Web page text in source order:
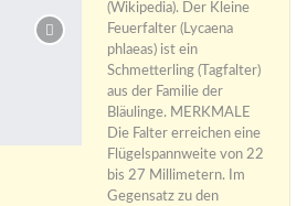
(Wikipedia). Der Kleine
Feuerfalter (Lycaena
phlaeas) ist ein
Schmetterling (Tagfalter)
aus der Familie der
Bläulinge. MERKMALE
Die Falter erreichen eine
Flügelspannweite von 22
bis 27 Millimetern. Im
Gegensatz zu den